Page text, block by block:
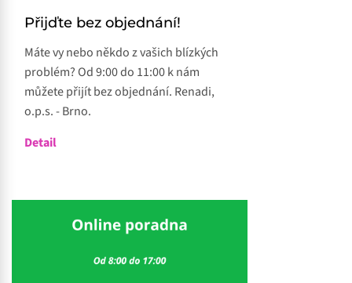
Přijďte bez objednání!
Máte vy nebo někdo z vašich blízkých
problém? Od 9:00 do 11:00 k nám
můžete přijít bez objednání. Renadi,
o.p.s. - Brno.
Detail